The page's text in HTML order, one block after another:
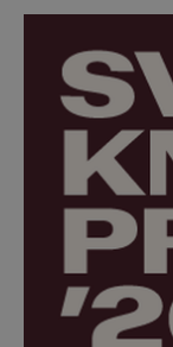
není jen o
jemné